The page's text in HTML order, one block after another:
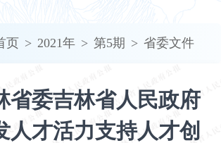
页 > 2021年 > 第5期 > 省委文件
省委吉林省人民政府
人才活力支持人才创